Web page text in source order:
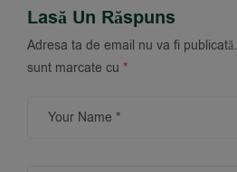
Lasă Un Răspuns
Adresa ta de email nu va fi publicată.
sunt marcate cu *